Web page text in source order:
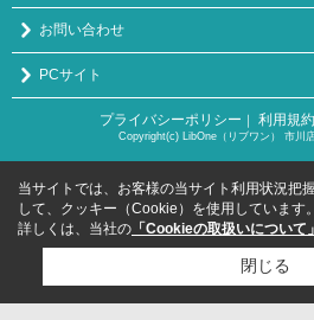
お問い合わせ
PCサイト
プライバシーポリシー ｜ 利用規約
Copyright(c) LibOne（リブワン） 市川
当サイトでは、お客様の当サイト利用状況把
して、クッキー（Cookie）を使用しています。
詳しくは、当社の 「Cookieの取扱いについて」
閉じる